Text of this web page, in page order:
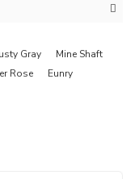
Gray
Mine Shaft
Rose Eunry